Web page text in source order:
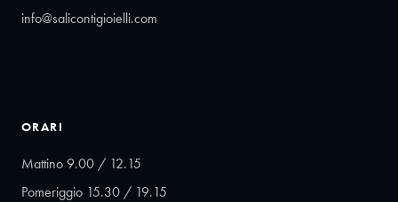
info@salicontigioielli.com
ORARI
Mattino 9.00 / 12.15
Pomeriggio 15.30 / 19.15